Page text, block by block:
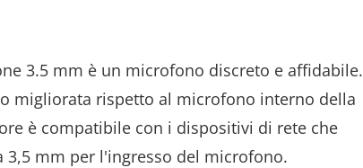
3.5 mm è un microfono discreto e affidabile.
migliorata rispetto al microfono interno della
è compatibile con i dispositivi di rete che
3,5 mm per l'ingresso del microfono.